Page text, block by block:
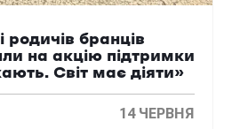
родичів бранців
на акцію підтримки
Світ має діяти»
14 ЧЕРВНЯ